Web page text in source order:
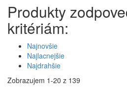
Produkty
kritériám:
Najnovšie
Najlacnejšie
Najdrahšie
Zobrazujem 1-20 z 139